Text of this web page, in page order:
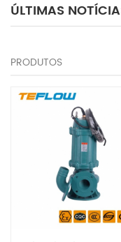
ÚLTIMAS
PRODUTOS